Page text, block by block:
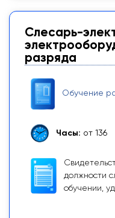
Слесарь-
разряда
Обучение
Часы: от 136
должности
обучении,